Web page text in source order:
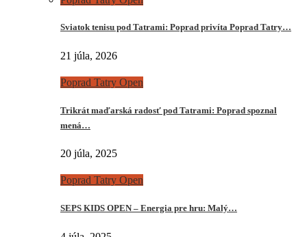
Sviatok tenisu pod Tatrami: Poprad privíta Poprad Tatry…
21 júla, 2026
Poprad Tatry Open
Trikrát maďarská radosť pod Tatrami: Poprad spoznal
mená…
20 júla, 2025
Poprad Tatry Open
SEPS KIDS OPEN – Energia pre hru: Malý…